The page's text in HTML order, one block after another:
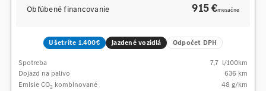
Obľúbené financovanie 915 €mesačne
Ušetríte 1.400€ Jazdené vozidlá Odpočet DPH
Spotreba 7,7 l/100km
Dojazd na palivo
636 km
Emisie CO2 kombinované 48 g/km